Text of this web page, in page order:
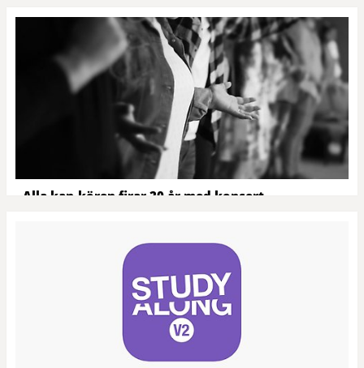
Kulturskolan har under en längre tid haft behov av fler lokaler.
År 2024 beslutades det att Vasagatan 16 skulle bli
Kulturskolans nya hus och att Hamnmagasinet...
Alla kan-kören firar 20 år med konsert
tanke med kören är att göra K...